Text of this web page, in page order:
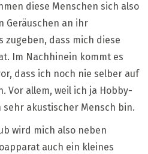
diese Menschen sich also
Geräuschen an ihr
zugeben, dass mich diese
Im Nachhinein kommt es
dass ich noch nie selber auf
Vor allem, weil ich ja Hobby-
akustischer Mensch bin.
wird mich also neben
auch ein kleines